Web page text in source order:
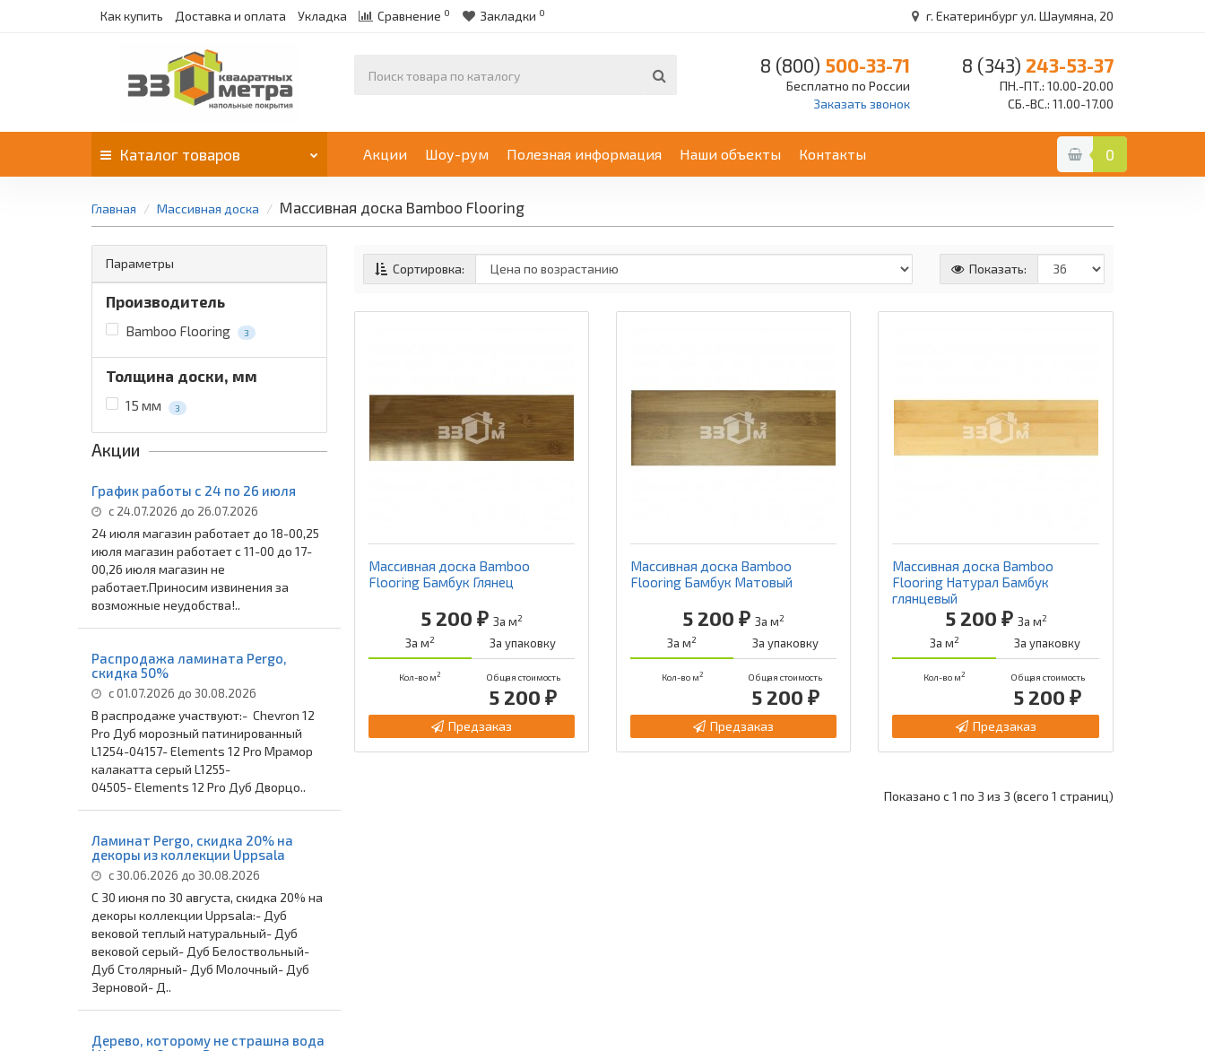
Как купить Доставка и оплата Укладка Сравнение 0 Закладки 0 г. Екатеринбург ул. Шаумяна, 20
8 (800) 500-33-71
Бесплатно по России
Заказать звонок
8 (343) 243-53-37
ПН.-ПТ.: 10.00-20.00
СБ.-ВС.: 11.00-17.00
Каталог товаров Акции Шоу-рум Полезная информация Наши объекты Контакты 0
Главная Массивная доска Массивная доска Bamboo Flooring
Параметры
Производитель
Bamboo Flooring 3
Толщина доски, мм
15 мм 3
Акции
График работы с 24 по 26 июля
с 24.07.2026 до 26.07.2026
24 июля магазин работает до 18-00,25
июля магазин работает с 11-00 до 17-
00,26 июля магазин не
работает.Приносим извинения за
возможные неудобства!..
Распродажа ламината Pergo,
скидка 50%
с 01.07.2026 до 30.08.2026
В распродаже участвуют:- Chevron 12
Pro Дуб морозный патинированный
L1254-04157- Elements 12 Pro Мрамор
калакатта серый L1255-
04505- Elements 12 Pro Дуб Дворцо..
Ламинат Pergo, скидка 20% на
декоры из коллекции Uppsala
с 30.06.2026 до 30.08.2026
С 30 июня по 30 августа, скидка 20% на
декоры коллекции Uppsala:- Дуб
вековой теплый натуральный- Дуб
вековой серый- Дуб Белоствольный-
Дуб Столярный- Дуб Молочный- Дуб
Зерновой- Д..
Дерево, которому не страшна вода
Сортировка: Показать:
Массивная доска Bamboo
Flooring Бамбук Глянец
5 200 ₽ За м2
За м2 За упаковку
Кол-во м2 Общая стоимость
5 200 ₽
Предзаказ
Массивная доска Bamboo
Flooring Бамбук Матовый
5 200 ₽За м2
За м2 За упаковку
Кол-во м2 Общая стоимость
5 200 ₽
Предзаказ
Массивная доска Bamboo
Flooring Натурал Бамбук
глянцевый
5 200 ₽ За м2
За м2 За упаковку
Кол-во м2 Общая стоимость
5 200 ₽
Предзаказ
Показано с 1 по 3 из 3 (всего 1 страниц)